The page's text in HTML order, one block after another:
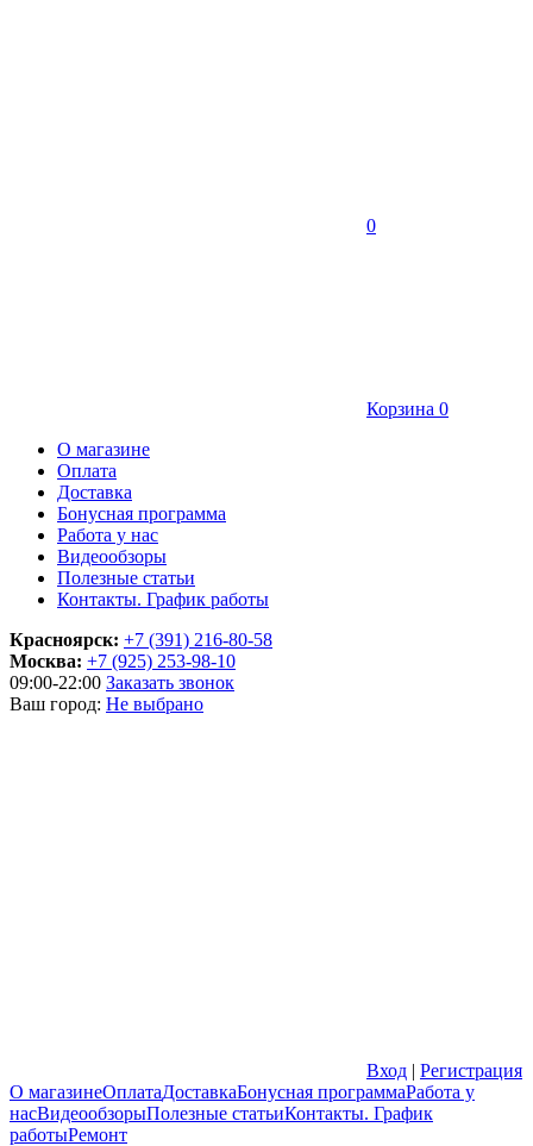
0
Корзина 0
О магазине
Оплата
Доставка
Бонусная программа
Работа у нас
Видеообзоры
Полезные статьи
Контакты. График работы
Красноярск: +7 (391) 216-80-58
Москва: +7 (925) 253-98-10
09:00-22:00 Заказать звонок
Ваш город: Не выбрано
Вход | Регистрация
О магазинеОплатаДоставкаБонусная программаРабота у
насВидеообзорыПолезные статьиКонтакты. График
работыРемонт